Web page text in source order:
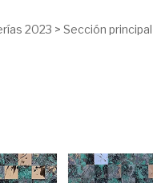
2023 > Sección principal